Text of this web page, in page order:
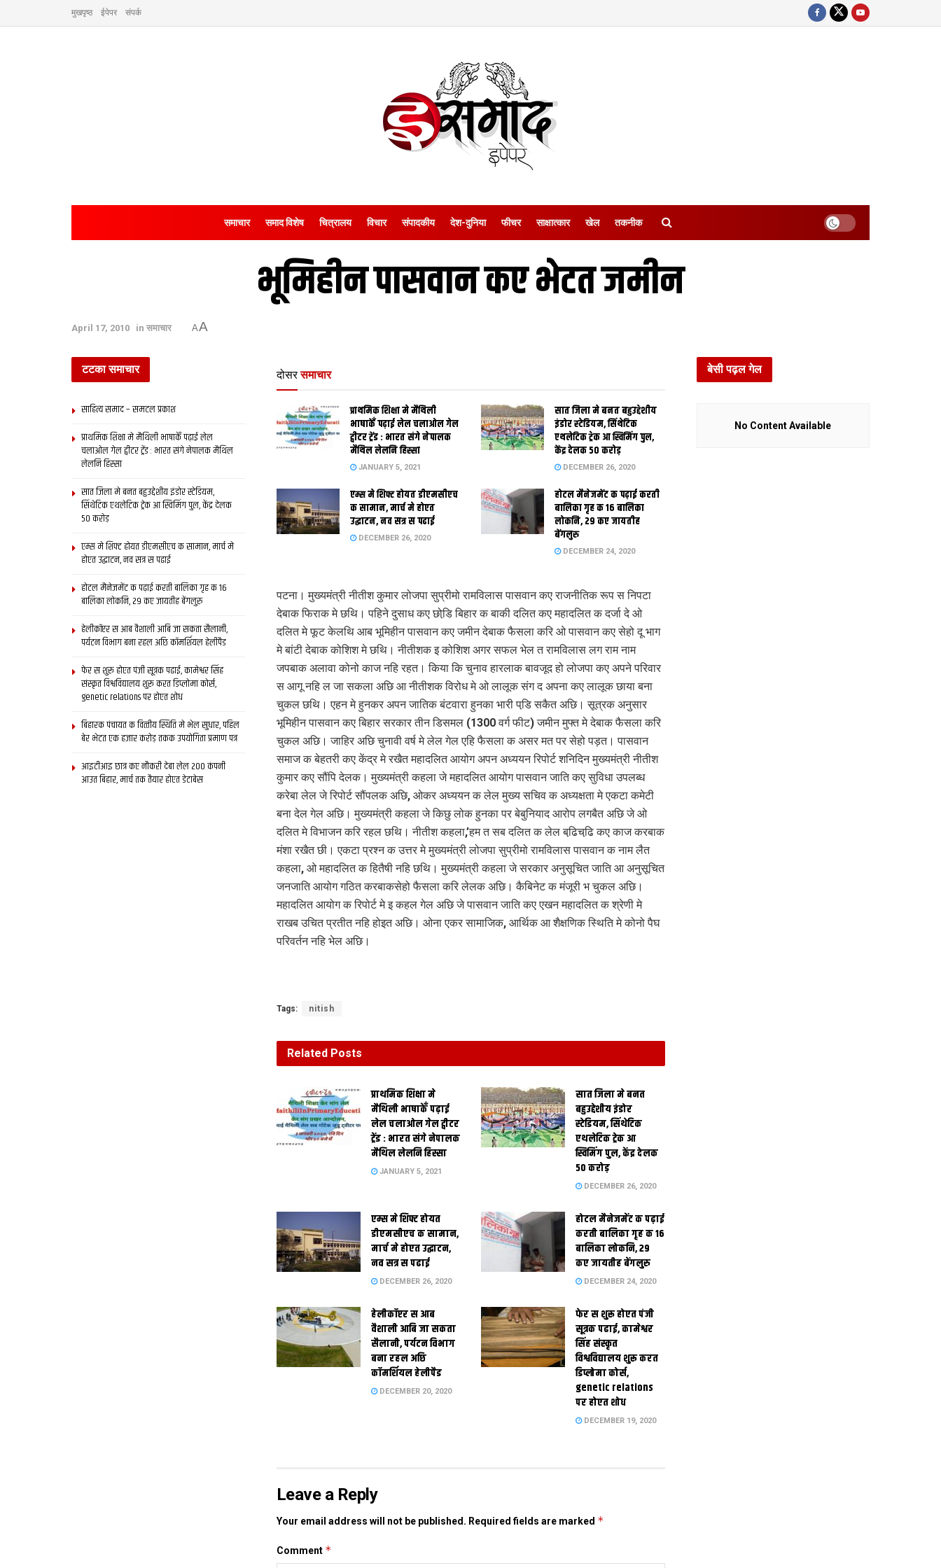
मुखपृष्ठ ईपेपर संपर्क
समाचार समाद विशेष चित्रालय विचार संपादकीय देश-दुनिया फीचर साक्षात्‍कार खेल तकनीक
भूमिहीन पासवान कए भेटत जमीन
April 17, 2010 in समाचार AA
दोसर समाचार
प्राथमिक शि‍क्षा मे मैथि‍ली
भाषाकेँ पढ़ाई लेल चलाओल गेल
ट्वीटर ट्रेंड : भारत संगे नेपालक
मैथिल लेलनि हिस्सा
JANUARY 5, 2021
सात जिला मे बनत बहुउद्देशीय
इंडोर स्‍टेडि‍यम, सिंथेटिक
एथलेटिक ट्रेक आ स्विमिंग पुल,
केंद्र देलक 50 करोड़
DECEMBER 26, 2020
एम्स मे शिफ्ट होयत डीएमसीएच
क सामान, मार्च मे होएत
उद्घाटन, नव सत्र स पढाई
DECEMBER 26, 2020
होटल मैनेजमेंट क पढ़ाई करती
बालिका गृह क 16 बालिका
लोकनि, 29 कए जायतीह
बेंगलुरु
DECEMBER 24, 2020
पटना। मुख्यमंत्री नीतीश कुमार लोजपा सुप्रीमो रामविलास पासवान कए राजनीतिक रूप स निपटा
देबाक फिराक मे छथि। पहिने दुसाध कए छोडि़ बिहार क बाकी दलित कए महादलित क दर्जा दे ओ
दलित मे फूट केलथि आब भूमिहीन पासवान कए जमीन देबाक फैसला करि ओ पासवान कए सेहो दू भाग
मे बांटी देबाक कोशिश मे छथि। नीतीशक इ कोशिश अगर सफल भेल त रामविलास लग राम नाम
जपबाक अलावा कोनो काज नहि रहत। किया कि चुनाव हारलाक बावजूद हो लोजपा कए अपने परिवार
स आगू नहि ल जा सकला अछि आ नीतीशक विरोध मे ओ लालूक संग द अपना कए लालूक छाया बना
चुकल छथि। एहन मे हुनकर अपन जातिक बंटवारा हुनका भारी पडि़ सकैत अछि। सूत्रक अनुसार
भूमिहीन पासवान कए बिहार सरकार तीन डिसमल (1300 वर्ग फीट) जमीन मुफ्त मे देबाक फैसला करि
चुकल अछि। जाहिर अछि चुनावी वर्ष मे लेल गेल एहि फैसला क असर मत पर सेहो पड़त। पासवान
समाज क बेहतरी कए केंद्र मे रखैत महादलित आयोग अपन अध्ययन रिपोर्ट शनिदिन मुख्यमंत्री नीतीश
कुमार कए सौंपि देलक। मुख्यमंत्री कहला जे महादलित आयोग पासवान जाति कए सुविधा उपलब्ध
करेबा लेल जे रिपोर्ट सौंपलक अछि, ओकर अध्ययन क लेल मुख्य सचिव क अध्यक्षता मे एकटा कमेटी
बना देल गेल अछि। मुख्यमंत्री कहला जे किछु लोक हुनका पर बेबुनियाद आरोप लगबैत अछि जे ओ
दलित मे विभाजन करि रहल छथि। नीतीश कहला,’हम त सब दलित क लेल बढि़चढि़ कए काज करबाक
मंशा रखैत छी। एकटा प्रश्न क उत्तर मे मुख्यमंत्री लोजपा सुप्रीमो रामविलास पासवान क नाम लैत
कहला, ओ महादलित क हितैषी नहि छथि। मुख्यमंत्री कहला जे सरकार अनुसूचित जाति आ अनुसूचित
जनजाति आयोग गठित करबाकसेहो फैसला करि लेलक अछि। कैबिनेट क मंजूरी भ चुकल अछि।
महादलित आयोग क रिपोर्ट मे इ कहल गेल अछि जे पासवान जाति कए एखन महादलित क श्रेणी मे
राखब उचित प्रतीत नहि होइत अछि। ओना एकर सामाजिक, आर्थिक आ शैक्षणिक स्थिति मे कोनो पैघ
परिवर्तन नहि भेल अछि।
Tags: nitish
Related Posts
प्राथमिक शि‍क्षा मे
मैथि‍ली भाषाकेँ पढ़ाई
लेल चलाओल गेल ट्वीटर
ट्रेंड : भारत संगे नेपालक
मैथिल लेलनि हिस्सा
JANUARY 5, 2021
सात जिला मे बनत
बहुउद्देशीय इंडोर
स्‍टेडि‍यम, सिंथेटिक
एथलेटिक ट्रेक आ
स्विमिंग पुल, केंद्र देलक
50 करोड़
DECEMBER 26, 2020
एम्स मे शिफ्ट होयत
डीएमसीएच क सामान,
मार्च मे होएत उद्घाटन,
नव सत्र स पढाई
DECEMBER 26, 2020
होटल मैनेजमेंट क पढ़ाई
करती बालिका गृह क 16
बालिका लोकनि, 29
कए जायतीह बेंगलुरु
DECEMBER 24, 2020
हेलीकॉप्टर स आब
वैशाली आबि जा सकता
सैलानी, पर्यटन विभाग
बना रहल अछि
कॉमर्शियल हेलीपैड
DECEMBER 20, 2020
फेर स शुरू होएत पंजी
सूत्रक पढाई, कामेश्वर
सिंह संस्कृत
विश्वविद्यालय शुरू करत
डिप्लोमा कोर्स,
genetic relations
पर होएत शोध
DECEMBER 19, 2020
Leave a Reply
Your email address will not be published. Required fields are marked *
Comment *
टटका समाचार
साहित्य समाद – समटल प्रकाश
प्राथमिक शि‍क्षा मे मैथि‍ली भाषाकेँ पढ़ाई लेल
चलाओल गेल ट्वीटर ट्रेंड : भारत संगे नेपालक मैथिल
लेलनि हिस्सा
सात जिला मे बनत बहुउद्देशीय इंडोर स्‍टेडि‍यम,
सिंथेटिक एथलेटिक ट्रेक आ स्विमिंग पुल, केंद्र देलक
50 करोड़
एम्स मे शिफ्ट होयत डीएमसीएच क सामान, मार्च मे
होएत उद्घाटन, नव सत्र स पढाई
होटल मैनेजमेंट क पढ़ाई करती बालिका गृह क 16
बालिका लोकनि, 29 कए जायतीह बेंगलुरु
हेलीकॉप्टर स आब वैशाली आबि जा सकता सैलानी,
पर्यटन विभाग बना रहल अछि कॉमर्शियल हेलीपैड
फेर स शुरू होएत पंजी सूत्रक पढाई, कामेश्वर सिंह
संस्कृत विश्वविद्यालय शुरू करत डिप्लोमा कोर्स,
genetic relations पर होएत शोध
बिहारक पंचायत क वित्‍तीय स्थिति मे भेल सुधार, पहिल
बेर भेटत एक हजार करोड़ तकक उपयोगिता प्रमाण पत्र
आइटीआइ छात्र कए नौकरी देबा लेल 200 कंपनी
आउत बिहार, मार्च तक तैयार होएत डेटाबेस
बेसी पढ़ल गेल
No Content Available